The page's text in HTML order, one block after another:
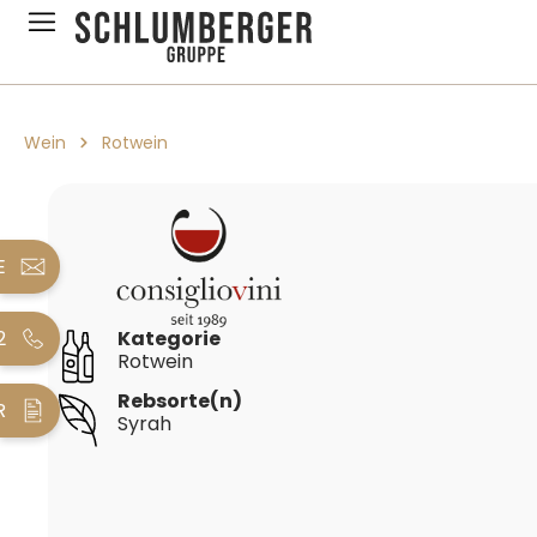
Zur Hauptnavigation springen
Wein Rotwein
Kategorie
Rotwein
Rebsorte(n)
Syrah